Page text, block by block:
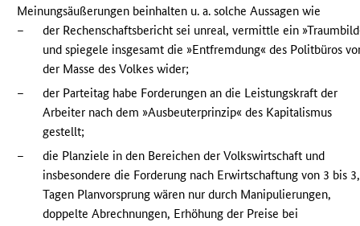
Meinungsäußerungen beinhalten u. a. solche Aussagen wie
–
der Rechenschaftsbericht sei unreal, vermittle ein
und spiegele insgesamt die »Entfremdung« des Politbüros
der Masse des Volkes wider;
–
der Parteitag habe Forderungen an die Leistungskraft der
Arbeiter nach dem »Ausbeuterprinzip« des Kapitalismus
gestellt;
–
die Planziele in den Bereichen der Volkswirtschaft und
insbesondere die Forderung nach Erwirtschaftung von 3 bis
Tagen Planvorsprung wären nur durch Manipulierungen,
doppelte Abrechnungen, Erhöhung der Preise bei